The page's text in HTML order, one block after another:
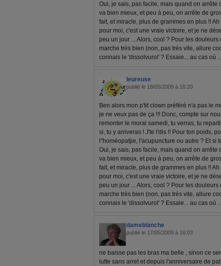
Oui, je sais, pas facile, mais quand on arrête
va bien mieux, et peu à peu, on arrête de
fait, et miracle, plus de grammes en plus !!
pour moi, c'est une vraie victoire, et je ne
peu un jour ... Alors, cool ? Pour les
marche très bien (non, pas très vite, allure
connais le 'dissolvurol' ? Essaie... au cas où
leureuse
publié le 18/05/2009 à 18:20
Ben alors mon p'tit clown préféré n'a pas le
je ne veux pas de ça !!! Donc, compte sur
remonter le moral samedi, tu verras, tu
si, tu y arriveras ! J'te l'dis !! Pour ton poids,
l"homéopatjie, l'acupuncture ou autre ? Et si
Oui, je sais, pas facile, mais quand on arrête
va bien mieux, et peu à peu, on arrête de
fait, et miracle, plus de grammes en plus !!
pour moi, c'est une vraie victoire, et je ne
peu un jour ... Alors, cool ? Pour les
marche très bien (non, pas très vite, allure
connais le 'dissolvurol' ? Essaie... au cas où
dameblanche
publié le 17/05/2009 à 16:03
ne baisse pas les bras ma belle , sinon ce
lutte sans arret et depuis l'anniversaire de